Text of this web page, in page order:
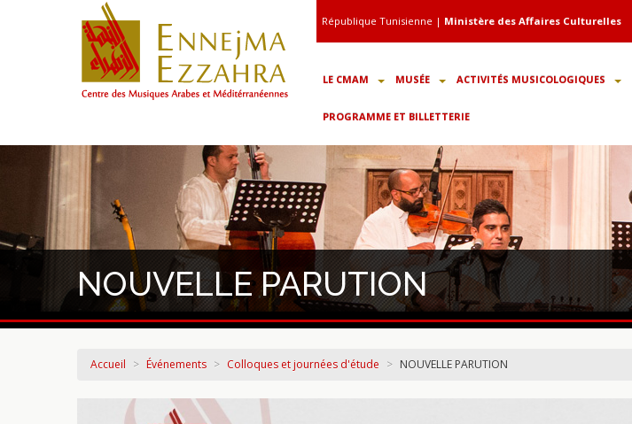
République Tunisienne | Ministère des Affaires Culturelles
LE CMAM MUSÉE ACTIVITÉS MUSICOLOGIQUES
PROGRAMME ET BILLETTERIE
NOUVELLE PARUTION
Accueil > Événements > Colloques et journées d'étude > NOUVELLE PARUTION